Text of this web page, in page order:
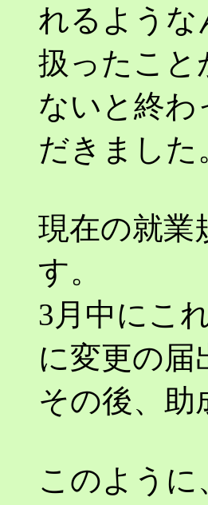
れるような
扱ったこと
ないと終わ
だきました
現在の就業
す。
3月中にこ
に変更の届
その後、助
このよう